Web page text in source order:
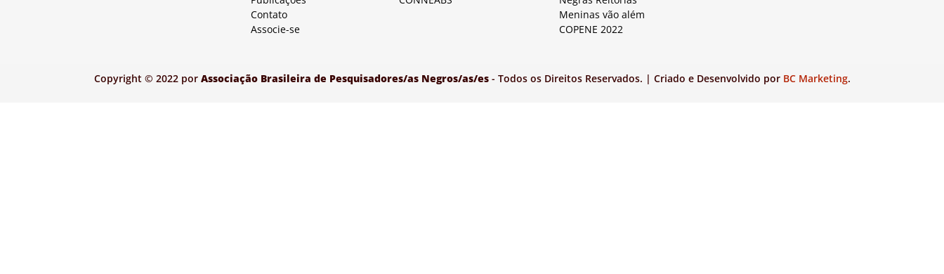
Contato
Associe-se
Meninas vão além
COPENE 2022
Copyright © 2022 por Associação Brasileira de Pesquisadores/as Negros/as/es- Todos os Direitos Reservados. | Criado e Desenvolvido por BC Marketing.